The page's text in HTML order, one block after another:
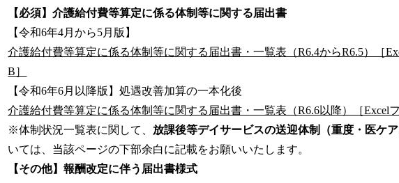
【必須】介護給付費等算定に係る体制等に関する届出書
【令和6年4月から5月版】
介護給付費等算定に係る体制等に関する届出書・一覧表（R6.4からR6.5）［
B］
【令和6年6月以降版】処遇改善加算の一本化後
介護給付費等算定に係る体制等に関する届出書・一覧表（R6.6以降）［Excel
※体制状況一覧表に関して、 放課後等デイサービスの送迎体制（重度・医ケ
いては、当該ページの下部余白に記載をお願いいたします。
【その他】報酬改定に伴う届出書様式